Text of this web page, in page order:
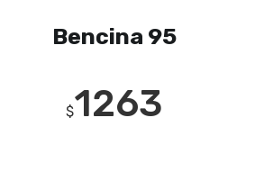
Bencina 95
$1263